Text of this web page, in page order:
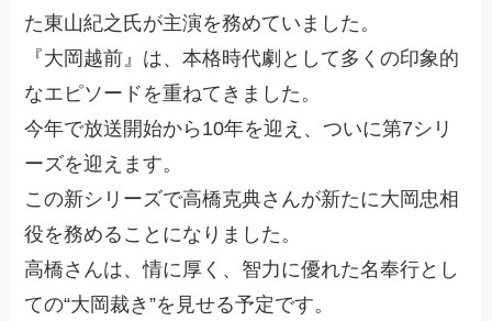
た東山紀之氏が主演を務めていました。
『大岡越前』は、本格時代劇として多くの印象的
なエピソードを重ねてきました。
今年で放送開始から10年を迎え、ついに第7シリ
ーズを迎えます。
この新シリーズで高橋克典さんが新たに大岡忠相
役を務めることになりました。
高橋さんは、情に厚く、智力に優れた名奉行とし
ての“大岡裁き”を見せる予定です。